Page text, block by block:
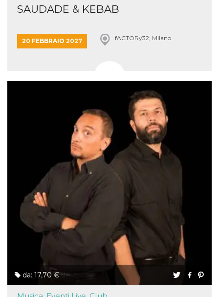
SAUDADE & KEBAB
20 FEBBRAIO 2027 fACTORy32, Milano
da: 17,70 €